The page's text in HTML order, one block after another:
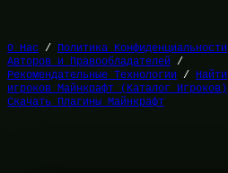
О Нас / Политика Конфиденциальности
Авторов и Правообладателей /
Рекомендательные Технологии / Найти
игроков Майнкрафт (Каталог Игроков)
Скачать Плагины Майнкрафт